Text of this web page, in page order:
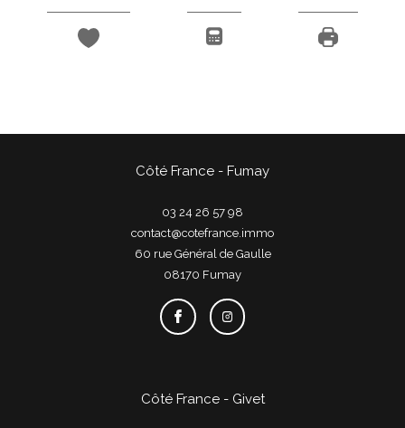
Côté France - Fumay
03 24 26 57 98
contact@cotefrance.immo
60 rue Général de Gaulle
08170
fumay
Côté France - Givet